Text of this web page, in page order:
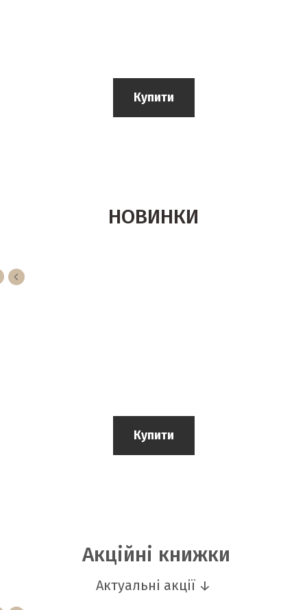
Купити
НОВИНКИ
Купити
Акційні книжки
Актуальні акції ↓